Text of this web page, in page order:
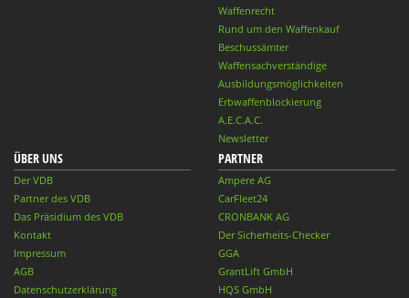
Waffenrecht
Rund um den Waffenkauf
Beschussämter
Waffensachverständige
Ausbildungsmöglichkeiten
Erbwaffenblockierung
A.E.C.A.C.
Newsletter
ÜBER UNS
Der VDB
Partner des VDB
Das Präsidium des VDB
Kontakt
Impressum
AGB
Datenschutzerklärung
PARTNER
Ampere AG
CarFleet24
CRONBANK AG
Der Sicherheits-Checker
GGA
GrantLift GmbH
HQS GmbH